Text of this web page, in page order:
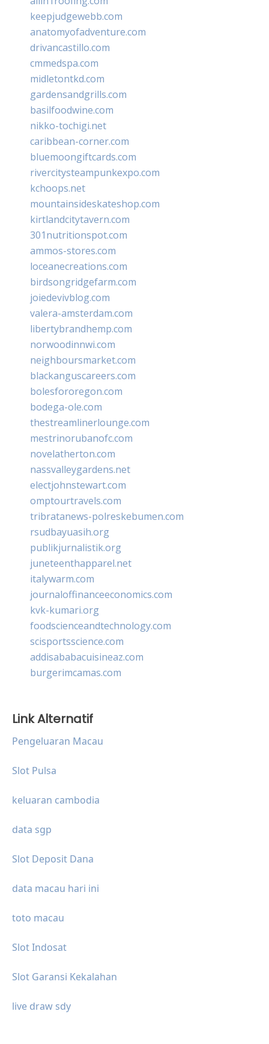
keepjudgewebb.com
anatomyofadventure.com
drivancastillo.com
cmmedspa.com
midletontkd.com
gardensandgrills.com
basilfoodwine.com
nikko-tochigi.net
caribbean-corner.com
bluemoongiftcards.com
rivercitysteampunkexpo.com
kchoops.net
mountainsideskateshop.com
kirtlandcitytavern.com
301nutritionspot.com
ammos-stores.com
loceanecreations.com
birdsongridgefarm.com
joiedevivblog.com
valera-amsterdam.com
libertybrandhemp.com
norwoodinnwi.com
neighboursmarket.com
blackanguscareers.com
bolesfororegon.com
bodega-ole.com
thestreamlinerlounge.com
mestrinorubanofc.com
novelatherton.com
nassvalleygardens.net
electjohnstewart.com
omptourtravels.com
tribratanews-polreskebumen.com
rsudbayuasih.org
publikjurnalistik.org
juneteenthapparel.net
italywarm.com
journaloffinanceeconomics.com
kvk-kumari.org
foodscienceandtechnology.com
scisportsscience.com
addisababacuisineaz.com
burgerimcamas.com
Link Alternatif
Pengeluaran Macau
Slot Pulsa
keluaran cambodia
data sgp
Slot Deposit Dana
data macau hari ini
toto macau
Slot Indosat
Slot Garansi Kekalahan
live draw sdy